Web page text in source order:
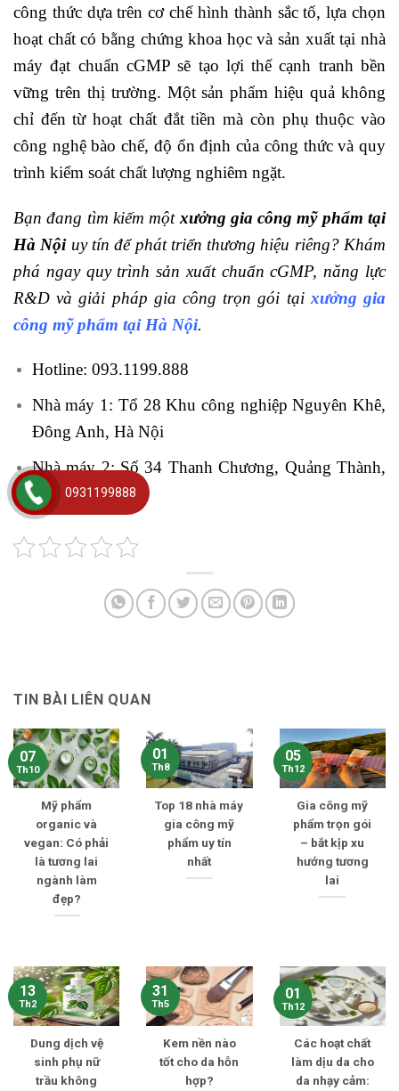
công thức dựa trên cơ chế hình thành sắc tố, lựa chọn
hoạt chất có bằng chứng khoa học và sản xuất tại nhà
máy đạt chuẩn cGMP sẽ tạo lợi thế cạnh tranh bền
vững trên thị trường. Một sản phẩm hiệu quả không
chỉ đến từ hoạt chất đắt tiền mà còn phụ thuộc vào
công nghệ bào chế, độ ổn định của công thức và quy
trình kiểm soát chất lượng nghiêm ngặt.
Bạn đang tìm kiếm một xưởng gia công mỹ phẩm tại
Hà Nộiuy tín để phát triển thương hiệu riêng? Khám
phá ngay quy trình sản xuất chuẩn cGMP, năng lực
R&D và giải pháp gia công trọn gói tại xưởng gia
công mỹ phẩm tại Hà Nội.
Hotline: 093.1199.888
Nhà máy 1: Tổ 28 Khu công nghiệp Nguyên Khê,
Đông Anh, Hà Nội
Nhà máy 2: Số 34 Thanh Chương, Quảng Thành,
TP Thanh Hoá.
TIN BÀI LIÊN QUAN
Mỹ phẩm
organic và
vegan: Có phải
là tương lai
ngành làm
đẹp?
07
Th10
Top 18 nhà máy
gia công mỹ
phẩm uy tín
nhất
01
Th8
Gia công mỹ
phẩm trọn gói
– bắt kịp xu
hướng tương
lai
05
Th12
Dung dịch vệ
sinh phụ nữ
trầu không
13
Th2
Kem nền nào
tốt cho da hỗn
hợp?
31
Th5
Các hoạt chất
làm dịu da cho
da nhạy cảm:
01
Th12
0931199888